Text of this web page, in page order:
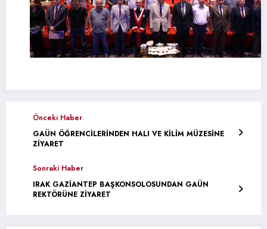
Önceki Haber
GAÜN ÖĞRENCİLERİNDEN HALI VE KİLİM MÜZESİNE
ZİYARET
Sonraki Haber
IRAK GAZİANTEP BAŞKONSOLOSUNDAN GAÜN
REKTÖRÜNE ZİYARET